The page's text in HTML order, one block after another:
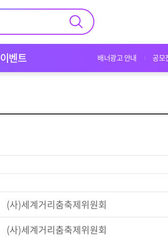
이벤트 배너광고 안내 공모
(사)세계거리춤축제위원회
(사)세계거리춤축제위원회